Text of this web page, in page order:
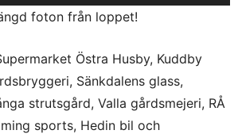
foton från loppet!
Östra Husby, Kuddby
Sänkdalens glass,
strutsgård, Valla gårdsmejeri, RÅ
sports, Hedin bil och